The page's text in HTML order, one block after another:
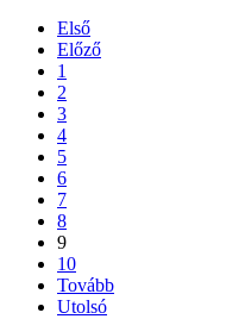
Első
Előző
1
2
3
4
5
6
7
8
9
10
Tovább
Utolsó